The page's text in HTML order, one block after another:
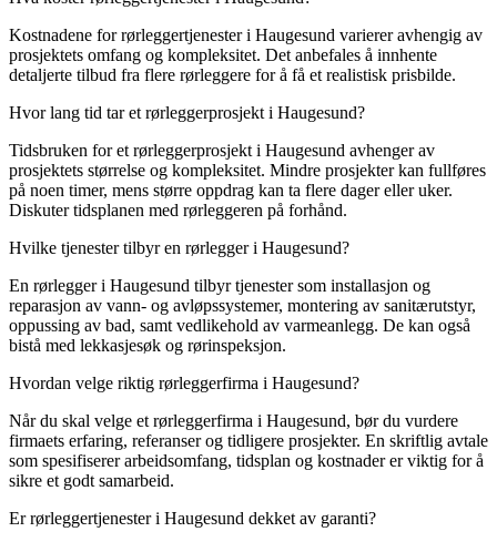
Kostnadene for rørleggertjenester i Haugesund varierer avhengig av
prosjektets omfang og kompleksitet. Det anbefales å innhente
detaljerte tilbud fra flere rørleggere for å få et realistisk prisbilde.
Hvor lang tid tar et rørleggerprosjekt i Haugesund?
Tidsbruken for et rørleggerprosjekt i Haugesund avhenger av
prosjektets størrelse og kompleksitet. Mindre prosjekter kan fullføres
på noen timer, mens større oppdrag kan ta flere dager eller uker.
Diskuter tidsplanen med rørleggeren på forhånd.
Hvilke tjenester tilbyr en rørlegger i Haugesund?
En rørlegger i Haugesund tilbyr tjenester som installasjon og
reparasjon av vann- og avløpssystemer, montering av sanitærutstyr,
oppussing av bad, samt vedlikehold av varmeanlegg. De kan også
bistå med lekkasjesøk og rørinspeksjon.
Hvordan velge riktig rørleggerfirma i Haugesund?
Når du skal velge et rørleggerfirma i Haugesund, bør du vurdere
firmaets erfaring, referanser og tidligere prosjekter. En skriftlig avtale
som spesifiserer arbeidsomfang, tidsplan og kostnader er viktig for å
sikre et godt samarbeid.
Er rørleggertjenester i Haugesund dekket av garanti?